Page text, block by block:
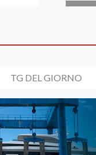
TG DEL GIORNO